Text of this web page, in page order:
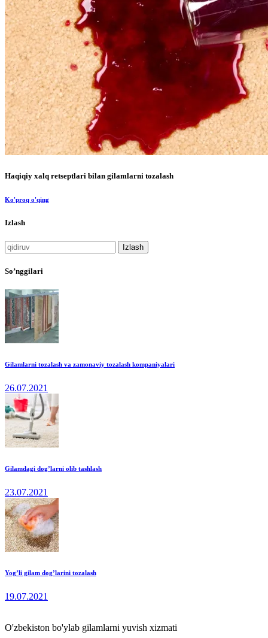
Haqiqiy xalq retseptlari bilan gilamlarni tozalash
Ko'proq o'qing
Izlash
Qidirshish:
So’nggilari
Gilamlarni tozalash va zamonaviy tozalash kompaniyalari
26.07.2021
Gilamdagi dog’larni olib tashlash
23.07.2021
Yog’li gilam dog’larini tozalash
19.07.2021
O'zbekiston bo'ylab gilamlarni yuvish xizmati